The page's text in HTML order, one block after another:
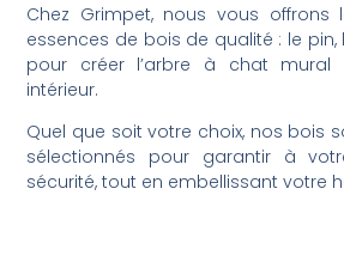
Chez Grimpet, nous vous offrons
essences de bois de qualité : le pin,
pour créer l’arbre à chat mural
intérieur.
Quel que soit votre choix, nos bois
sélectionnés pour garantir à
sécurité, tout en embellissant votre